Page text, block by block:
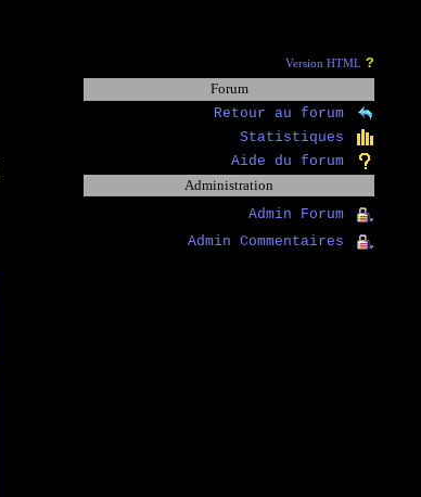
Version HTML ?
Forum
Retour au forum
Statistiques
Aide du forum
Administration
Admin Forum
Admin Commentaires